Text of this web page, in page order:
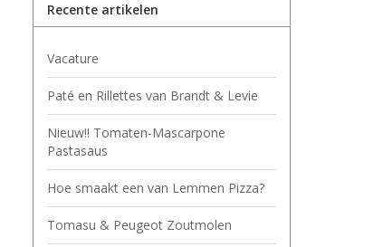
Recente artikelen
Vacature
Paté en Rillettes van Brandt & Levie
Nieuw!! Tomaten-Mascarpone
Pastasaus
Hoe smaakt een van Lemmen Pizza?
Tomasu & Peugeot Zoutmolen